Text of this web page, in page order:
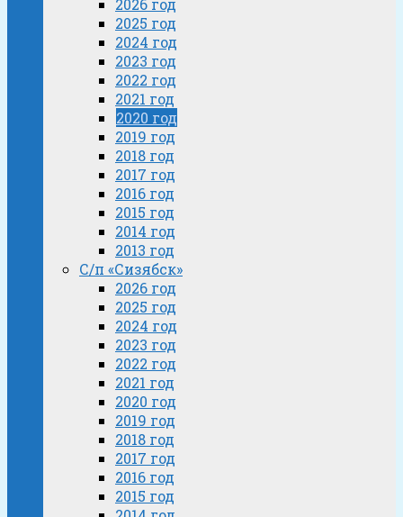
2026 год
2025 год
2024 год
2023 год
2022 год
2021 год
2020 год
2019 год
2018 год
2017 год
2016 год
2015 год
2014 год
2013 год
С/п «Сизябск»
2026 год
2025 год
2024 год
2023 год
2022 год
2021 год
2020 год
2019 год
2018 год
2017 год
2016 год
2015 год